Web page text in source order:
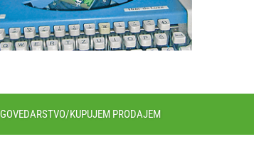
GOVEDARSTVO/KUPUJEM PRODAJEM